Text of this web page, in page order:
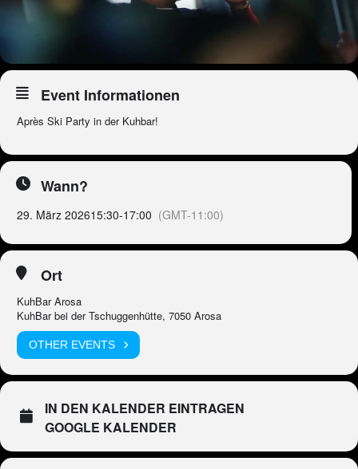
Event Informationen
Après Ski Party in der Kuhbar!
Wann?
29. März 202615:30-17:00 (GMT-11:00)
Ort
KuhBar Arosa
KuhBar bei der Tschuggenhütte, 7050 Arosa
OTHER EVENTS
IN DEN KALENDER EINTRAGEN
GOOGLE KALENDER